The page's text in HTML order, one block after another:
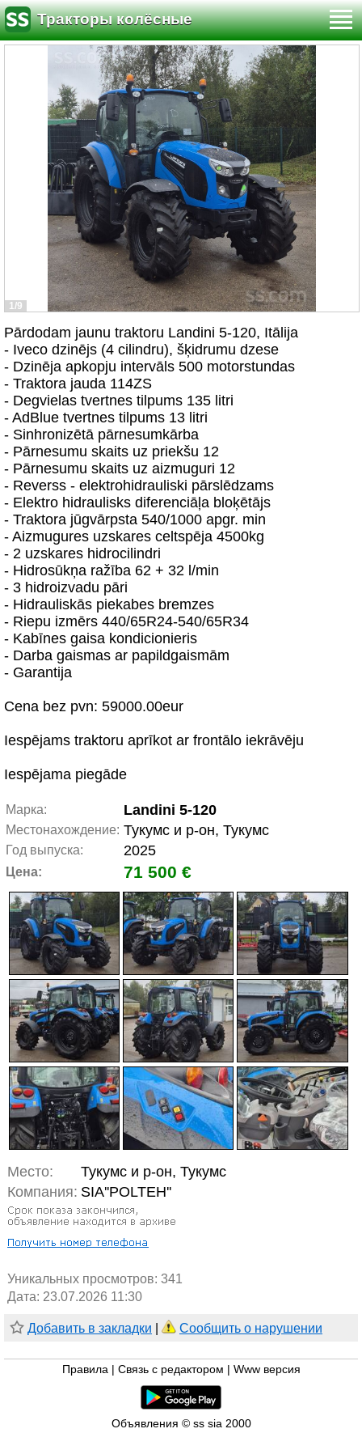
Тракторы колёсные
1/9
Pārdodam jaunu traktoru Landini 5-120, Itālija
- Iveco dzinējs (4 cilindru), šķidrumu dzese
- Dzinēja apkopju intervāls 500 motorstundas
- Traktora jauda 114ZS
- Degvielas tvertnes tilpums 135 litri
- AdBlue tvertnes tilpums 13 litri
- Sinhronizētā pārnesumkārba
- Pārnesumu skaits uz priekšu 12
- Pārnesumu skaits uz aizmuguri 12
- Reverss - elektrohidrauliski pārslēdzams
- Elektro hidraulisks diferenciāļa bloķētājs
- Traktora jūgvārpsta 540/1000 apgr. min
- Aizmugures uzskares celtspēja 4500kg
- 2 uzskares hidrocilindri
- Hidrosūkņa ražība 62 + 32 l/min
- 3 hidroizvadu pāri
- Hidrauliskās piekabes bremzes
- Riepu izmērs 440/65R24-540/65R34
- Kabīnes gaisa kondicionieris
- Darba gaismas ar papildgaismām
- Garantija
Cena bez pvn: 59000.00eur
Iespējams traktoru aprīkot ar frontālo iekrāvēju
Iespējama piegāde
Марка: Landini 5-120
Местонахождение: Тукумс и р-он, Тукумс
Год выпуска: 2025
Цена: 71 500 €
Место:
Тукумс и р-он, Тукумс
Компания: SIA''POLTEH''
Уникальных просмотров: 341
Дата: 23.07.2026 11:30
Добавить в закладки Сообщить о нарушении
Правила Связь с редактором Www версия
Объявления © ss sia 2000